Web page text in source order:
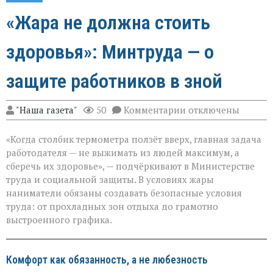
«Жара не должна стоить
здоровья»: Минтруда — о
защите работников в зной
"Наша газета" 50 Комментарии к
записи
не
должна
стоить
здоровья»:
Минтруда — о
защите
работников
в
отключены
«Когда столбик термометра ползёт вверх, главная задача
работодателя — не выжимать из людей максимум, а
сберечь их здоровье», — подчёркивают в Министерстве
труда и социальной защиты. В условиях жары
наниматели обязаны создавать безопасные условия
труда: от прохладных зон отдыха до грамотно
выстроенного графика.
Комфорт как обязанность, а не любезность